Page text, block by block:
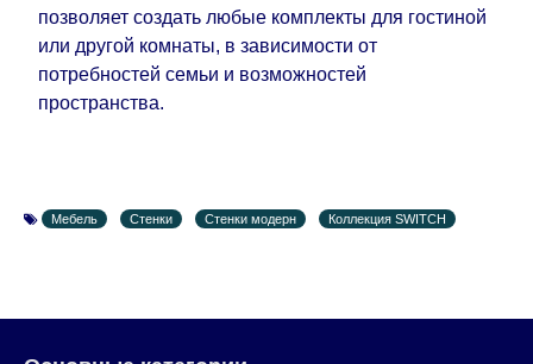
позволяет создать любые комплекты для гостиной
или другой комнаты, в зависимости от
потребностей семьи и возможностей
пространства.
Мебель Стенки Стенки модерн Коллекция SWITCH